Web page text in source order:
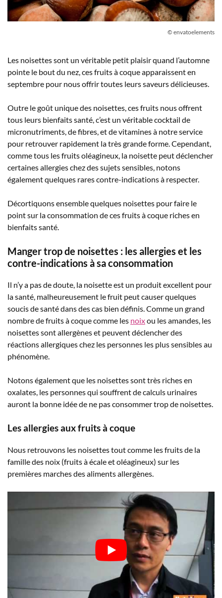
© envatoelements
Les noisettes sont un véritable petit plaisir quand l’automne
pointe le bout du nez, ces fruits à coque apparaissent en
septembre pour nous offrir toutes leurs saveurs délicieuses.
Outre le goût unique des noisettes, ces fruits nous offrent
tous leurs bienfaits santé, c’est un véritable cocktail de
micronutriments, de fibres, et de vitamines à notre service
pour retrouver rapidement la très grande forme. Cependant,
comme tous les fruits oléagineux, la noisette peut déclencher
certaines allergies chez des sujets sensibles, notons
également quelques rares contre-indications à respecter.
Décortiquons ensemble quelques noisettes pour faire le
point sur la consommation de ces fruits à coque riches en
bienfaits santé.
Manger trop de noisettes : les allergies et les
contre-indications à sa consommation
Il n’y a pas de doute, la noisette est un produit excellent pour
la santé, malheureusement le fruit peut causer quelques
soucis de santé dans des cas bien définis. Comme un grand
nombre de fruits à coque comme les noixou les amandes, les
noisettes sont allergènes et peuvent déclencher des
réactions allergiques chez les personnes les plus sensibles au
phénomène.
Notons également que les noisettes sont très riches en
oxalates, les personnes qui souffrent de calculs urinaires
auront la bonne idée de ne pas consommer trop de noisettes.
Les allergies aux fruits à coque
Nous retrouvons les noisettes tout comme les fruits de la
famille des noix (fruits à écale et oléagineux) sur les
premières marches des aliments allergènes.